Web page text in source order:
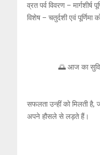
व्रत पर्व विवरण – मार्गशीर्ष
विशेष – चतुर्दशी एवं पूर्णिमा
🌅 आज का
सफलता उन्हीं को मिलती है,
अपने हौसले से लड़ते हैं।